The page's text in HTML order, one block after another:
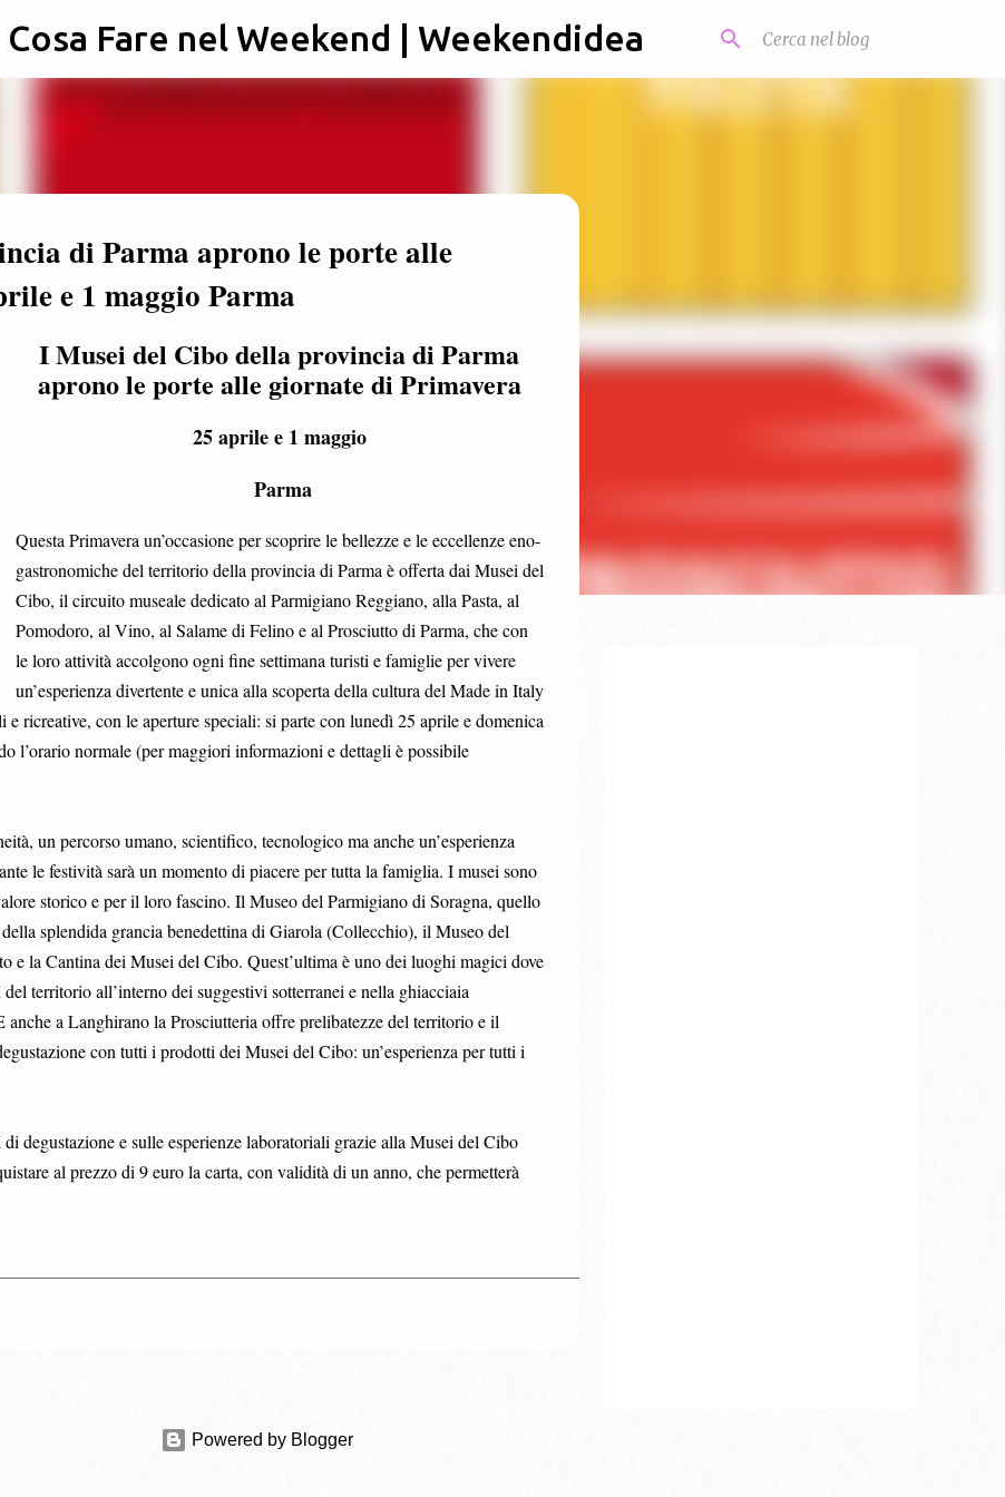
Passa ai contenuti principali
Fare nel Weekend | Weekendidea
di Parma aprono le porte alle
e 1 maggio Parma
I Musei del Cibo della provincia di Parma
aprono le porte alle giornate di Primavera
25 aprile e 1 maggio
Parma
Questa Primavera un’occasione per scoprire le bellezze e le eccellenze eno-
gastronomiche del territorio della provincia di Parma è offerta dai Musei del
Cibo, il circuito museale dedicato al Parmigiano Reggiano, alla Pasta, al
Pomodoro, al Vino, al Salame di Felino e al Prosciutto di Parma, che con
le loro attività accolgono ogni fine settimana turisti e famiglie per vivere
un’esperienza divertente e unica alla scoperta della cultura del Made in Italy
ricreative, con le aperture speciali: si parte con lunedì 25 aprile e domenica
l’orario normale (per maggiori informazioni e dettagli è possibile
un percorso umano, scientifico, tecnologico ma anche un’esperienza
le festività sarà un momento di piacere per tutta la famiglia. I musei sono
storico e per il loro fascino. Il Museo del Parmigiano di Soragna, quello
splendida grancia benedettina di Giarola (Collecchio), il Museo del
e la Cantina dei Musei del Cibo. Quest’ultima è uno dei luoghi magici dove
territorio all’interno dei suggestivi sotterranei e nella ghiacciaia
anche a Langhirano la Prosciutteria offre prelibatezze del territorio e il
con tutti i prodotti dei Musei del Cibo: un’esperienza per tutti i
degustazione e sulle esperienze laboratoriali grazie alla Musei del Cibo
al prezzo di 9 euro la carta, con validità di un anno, che permetterà
Powered by Blogger